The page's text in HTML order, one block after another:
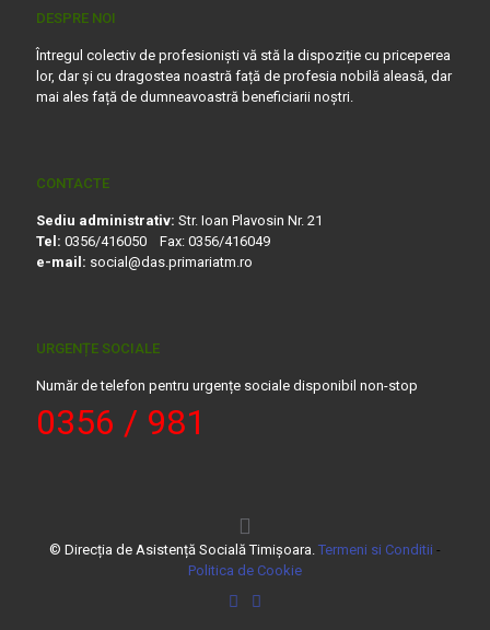
DESPRE NOI
Întregul colectiv de profesioniști vă stă la dispoziție cu priceperea
lor, dar și cu dragostea noastră față de profesia nobilă aleasă, dar
mai ales față de dumneavoastră beneficiarii noștri.
CONTACTE
Sediu administrativ: Str. Ioan Plavosin Nr. 21
Tel: 0356/416050 Fax: 0356/416049
e-mail: social@das.primariatm.ro
URGENȚE SOCIALE
Număr de telefon pentru urgențe sociale disponibil non-stop
0356 / 981
© Direcția de Asistență Socială Timișoara. Termeni si Conditii -
Politica de Cookie